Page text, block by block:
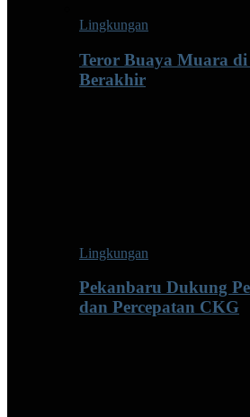
Lingkungan
Teror Buaya Muara
Berakhir
Lingkungan
Pekanbaru Dukung
dan Percepatan CKG